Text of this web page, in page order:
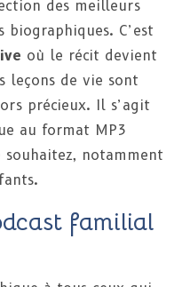
des meilleurs
C’est
où le récit devient
leçons de vie sont
précieux. Il s’agit
au format MP3
notamment
familial